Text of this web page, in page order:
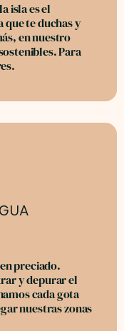
isla es el
que te duchas y
en nuestro
Para
preciado.
y depurar el
cada gota
nuestras zonas